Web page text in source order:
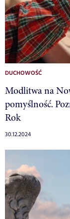
DUCHOWOŚĆ
Modlitwa na
pomyślność.
Rok
30.12.2024